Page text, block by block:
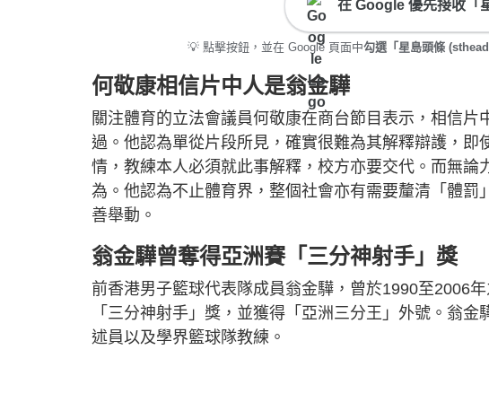
在 Google 優先接收「
💡 點擊按鈕，並在 Google 頁面中勾選「星島頭條
何敬康相信片中人是翁金驊
關注體育的立法會議員何敬康在商台節目表示，相信
過。他認為單從片段所見，確實很難為其解釋辯護，
情，教練本人必須就此事解釋，校方亦要交代。而無
為。他認為不止體育界，整個社會亦有需要釐清「體
善舉動。
翁金驊曾奪得亞洲賽「三分神射手」獎
前香港男子籃球代表隊成員翁金驊，曾於1990至2006
「三分神射手」獎，並獲得「亞洲三分王」外號。翁
述員以及學界籃球隊教練。